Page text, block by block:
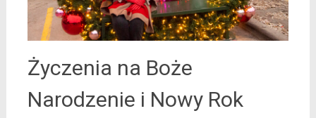
Życzenia na Boże
Narodzenie i Nowy Rok